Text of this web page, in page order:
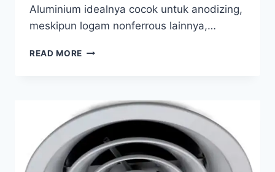
Aluminium idealnya cocok untuk anodizing,
meskipun logam nonferrous lainnya,…
READ MORE